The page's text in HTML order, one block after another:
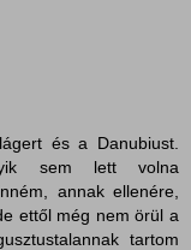
és a Danubiust.
sem lett volna
annak ellenére,
ettől még nem örül a
tartom